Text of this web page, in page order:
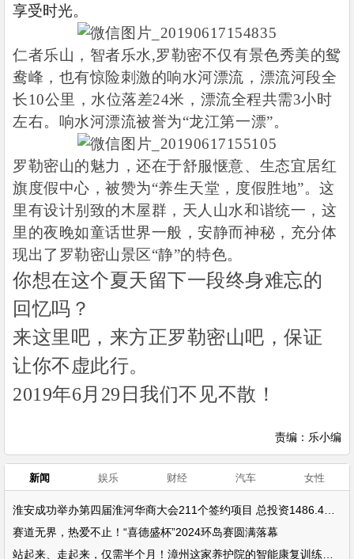
享受时光。
仁者乐山，智者乐水,罗勒密不仅有景色秀美的鸳
鸯峰，也有惊险刺激的响水河漂流，漂流河段全
长10公里，水位落差24米，漂流全程共需3小时
左右。响水河漂流被誉为“龙江第一漂”。
罗勒密山的魅力，还在于舒服惬意、生态宜居红
旗度假中心，被赞为“养生天堂，度假胜地”。这
里有设计别致的木屋群，天人山水和谐统一，这
里的夜晚如童话世界一般，安静而神秘，充分体
现出了罗勒密山景区 “静”的特色。
你想在这个夏天留下一段终身难忘的
回忆吗？
来这里吧，来方正罗勒密山吧，保证
让你不虚此行。
2019年6月 29 日我们不见不散！
责编：乐小编
新闻 娱乐 财经 汽车 女性
赛道无界，热爱不止！“喜德盛杯”2024环岛赛圆满落幕